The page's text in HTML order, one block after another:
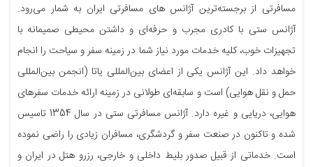
مسافرتی از برجسته‌ترین آژانس های مسافرتی ایران به شمار می‌رود.
آژانس ستی با کادری مجرب و حرفه‌ای و داشتن محیطی صمیمانه با
تجهیزات خوب، کلیه خدمات مورد نیاز شما در زمینه سفر و سیاحت را انجام
خواهد داد. این آژانس یکی از اعضای بین‌المللی یاتا (انجمن بین‌المللی
حمل ‌و نقل هوایی) است و سابقه‌ای طولانی در زمینه ارائه خدمات سفرهای
هوایی، دریایی و غیره دارد. آژانس مسافرتی ستی در سال 1354 تاسیس
شده و تاکنون در صنعت سفر و گردشگری، مسافران زیادی را راضی نموده
است. خدماتی از قبیل صدور بلیط داخلی و خارجی، رزرو هتل در ایران و